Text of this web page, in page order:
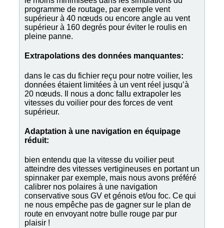
programme de routage, par exemple vent
supérieur à 40 nœuds ou encore angle au vent
supérieur à 160 degrés pour éviter le roulis en
pleine panne.
Extrapolations des données manquantes:
dans le cas du fichier reçu pour notre voilier, les
données étaient limitées à un vent réel jusqu’à
20 nœuds. Il nous a donc fallu extrapoler les
vitesses du voilier pour des forces de vent
supérieur.
Adaptation à une navigation en équipage
réduit:
bien entendu que la vitesse du voilier peut
atteindre des vitesses vertigineuses en portant un
spinnaker par exemple, mais nous avons préféré
calibrer nos polaires à une navigation
conservative sous GV et génois et/ou foc. Ce qui
ne nous empêche pas de gagner sur le plan de
route en envoyant notre bulle rouge par pur
plaisir !